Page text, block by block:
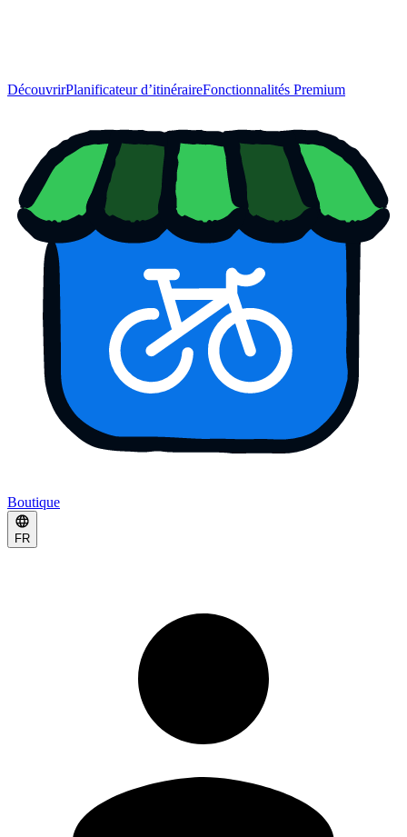
DécouvrirPlanificateur d’itinéraireFonctionnalités Premium
Boutique
FR